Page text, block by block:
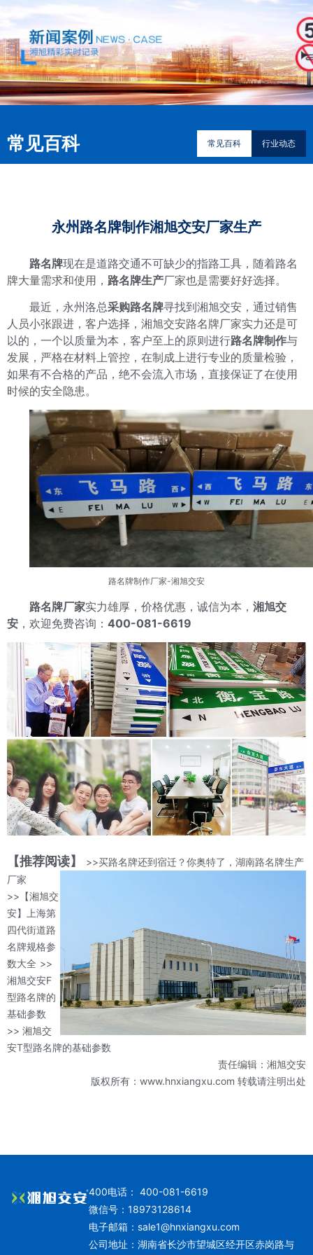
常见百科 常见百科 行业动态
永州路名牌制作湘旭交安厂家生产
路名牌现在是道路交通不可缺少的指路工具，随着路名
牌大量需求和使用， 路名牌生产厂家也是需要好好选择。
最近，永州洛总采购路名牌寻找到湘旭交安，通过销售
人员小张跟进，客户选择，湘旭交安路名牌厂家实力还是可
以的，一个以质量为本，客户至上的原则进行路名牌制作与
发展，严格在材料上管控，在制成上进行专业的质量检验，
如果有不合格的产品，绝不会流入市场，直接保证了在使用
时候的安全隐患。
路名牌制作厂家-湘旭交安
路名牌厂家实力雄厚，价格优惠，诚信为本， 湘旭交
安 ，欢迎免费咨询： 400-081-6619
【推荐阅读】
>>买路名牌还到宿迁？你奥特了，湖南路名牌生产
厂家
>>【湘旭交
安】上海第
四代街道路
名牌规格参
数大全 >>
湘旭交安F
型路名牌的
基础参数
>> 湘旭交
安T型路名牌的基础参数
责任编辑：湘旭交安
版权所有：www.hnxiangxu.com 转载请注明出处
400电话： 400-081-6619
微信号：18973128614
电子邮箱： sale1@hnxiangxu.com
公司地址：湖南省长沙市望城区经开区赤岗路与